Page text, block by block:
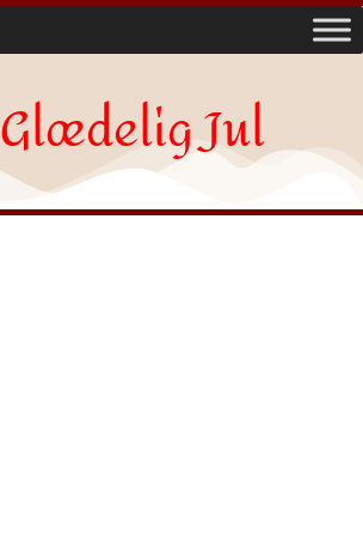
Glædelig Jul